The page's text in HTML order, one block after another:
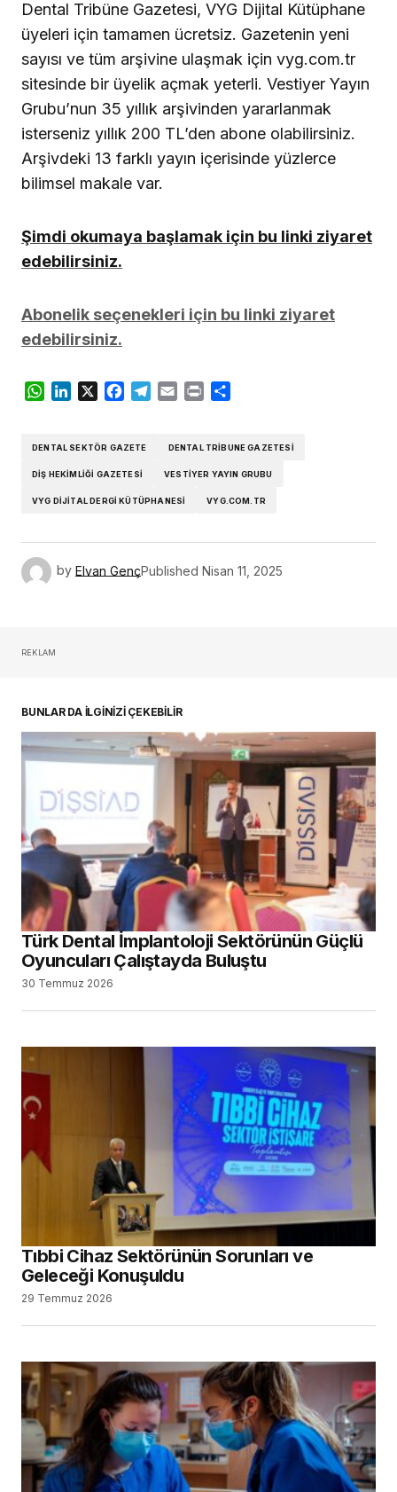
Dental Tribüne Gazetesi, VYG Dijital Kütüphane
üyeleri için tamamen ücretsiz. Gazetenin yeni
sayısı ve tüm arşivine ulaşmak için vyg.com.tr
sitesinde bir üyelik açmak yeterli. Vestiyer Yayın
Grubu’nun 35 yıllık arşivinden yararlanmak
isterseniz yıllık 200 TL’den abone olabilirsiniz.
Arşivdeki 13 farklı yayın içerisinde yüzlerce
bilimsel makale var.
Şimdi okumaya başlamak için bu linki ziyaret
edebilirsiniz.
Abonelik seçenekleri için bu linki ziyaret
edebilirsiniz.
WhatsApp
LinkedIn
X Facebook
Telegram
Email Print
DENTAL SEKTÖR GAZETE DENTAL TRIBUNE GAZETESI
DIŞ HEKIMLIĞI GAZETESI VESTIYER YAYIN GRUBU
VYG DIJITAL DERGI KÜTÜPHANESI VYG.COM.TR
by Elvan GençPublished Nisan 11, 2025
REKLAM
BUNLAR DA İLGİNİZİ ÇEKEBİLİR
Türk Dental İmplantoloji Sektörünün Güçlü
Oyuncuları Çalıştayda Buluştu
30 Temmuz 2026
Tıbbi Cihaz Sektörünün Sorunları ve
Geleceği Konuşuldu
29 Temmuz 2026